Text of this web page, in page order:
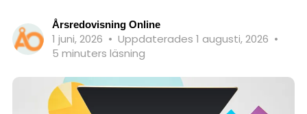
Årsredovisning Online
1 juni, 2026 • Uppdaterades 1 augusti, 2026 •
5 minuters läsning